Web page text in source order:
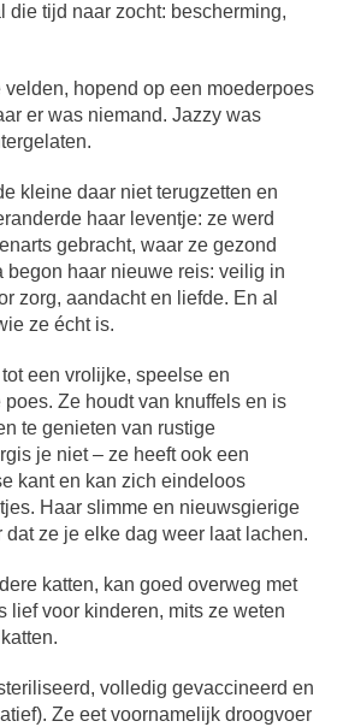
die tijd naar zocht: bescherming,
hopend op een moederpoes
er was niemand. Jazzy was
kleine daar niet terugzetten en
haar leventje: ze werd
gebracht, waar ze gezond
begon haar nieuwe reis: veilig in
zorg, aandacht en liefde. En al
ze écht is.
een vrolijke, speelse en
Ze houdt van knuffels en is
te genieten van rustige
je niet – ze heeft ook een
kant en kan zich eindeloos
Haar slimme en nieuwsgierige
dat ze je elke dag weer laat lachen.
katten, kan goed overweg met
lief voor kinderen, mits ze weten
volledig gevaccineerd en
Ze eet voornamelijk droogvoer